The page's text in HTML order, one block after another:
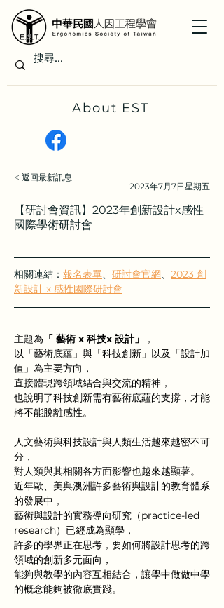
About EST
< 返回最新訊息
2023年7月7日星期五
【研討會資訊】2023年創新設計x感性
國際學術研討會
相關連結： 報名表單、 研討會官網、 2023 創
新設計 x 感性國際研討會
主題為 「 藝術 x 科技x 設計」
，
以「藝術底蘊」與「科技創新」以及「設計加
值」為主要方向，
直接體現跨領域結合與交流的精神，
也說明了科技創新需有藝術底蘊的支撐，才能
將不能脫離感性。
人文藝術與科技設計與人類生活越來越密不可
分，
對人類與其相關各方面影響也越來越顯著。
近年歐、美與澳洲許多藝術與設計的教育體系
的發展中，
藝術與設計的實務導向研究（practice-led
research）已經成為顯學，
許多的學界正在思考，要如何將設計思考的跨
領域的創新多元面向，
能夠與教學的內容互相結合，讓學中做做中學
的概念能夠被徹底實踐。